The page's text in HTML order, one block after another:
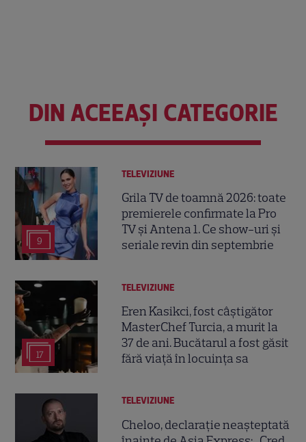
DIN ACEEAȘI CATEGORIE
9
TELEVIZIUNE
Grila TV de toamnă 2026: toate
premierele confirmate la Pro
TV și Antena 1. Ce show-uri și
seriale revin din septembrie
17
TELEVIZIUNE
Eren Kasikci, fost câștigător
MasterChef Turcia, a murit la
37 de ani. Bucătarul a fost găsit
fără viață în locuința sa
TELEVIZIUNE
Cheloo, declarație neașteptată